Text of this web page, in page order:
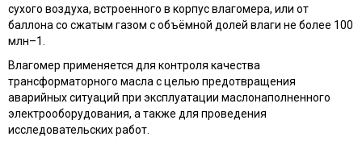
сухого воздуха, встроенного в корпус влагомера, или от
баллона со сжатым газом с объёмной долей влаги не более 100
млн–1.
Влагомер применяется для контроля качества
трансформаторного масла с целью предотвращения
аварийных ситуаций при эксплуатации маслонаполненного
электрооборудования, а также для проведения
исследовательских работ.